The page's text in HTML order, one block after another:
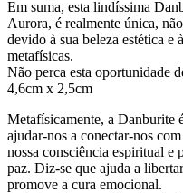
Em suma, esta lindíssima
Aurora, é realmente única,
devido à sua beleza estética e
metafísicas.
Não perca esta oportunidade
4,6cm x 2,5cm
Metafísicamente, a Danburite
ajudar-nos a conectar-nos
nossa consciência espiritual
paz. Diz-se que ajuda a
promove a cura emocional.